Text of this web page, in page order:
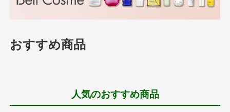
おすすめ商品
人気のおすすめ商品